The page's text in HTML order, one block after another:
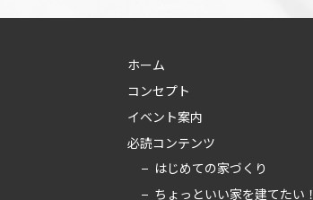
ホーム
コンセプト
イベント案内
必読コンテンツ
はじめての家づくり
ちょっといい家を建てたい！